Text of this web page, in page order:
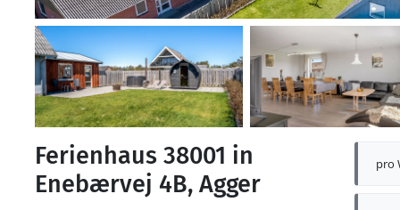
pro
Ferienhaus 38001 in
Enebærvej 4B, Agger